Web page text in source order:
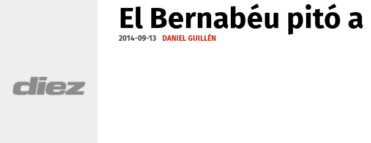
El Bernabéu pitó
2014-09-13 DANIEL GUILLÉN